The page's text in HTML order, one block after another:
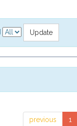
previous 1